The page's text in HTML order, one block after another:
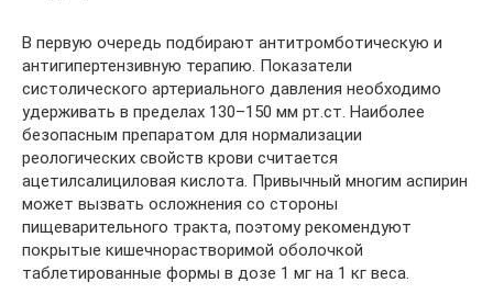
В первую очередь подбирают антитромботическую и
антигипертензивную терапию. Показатели
систолического артериального давления необходимо
удерживать в пределах 130–150 мм рт.ст. Наиболее
безопасным препаратом для нормализации
реологических свойств крови считается
ацетилсалициловая кислота. Привычный многим аспирин
может вызвать осложнения со стороны
пищеварительного тракта, поэтому рекомендуют
покрытые кишечнорастворимой оболочкой
таблетированные формы в дозе 1 мг на 1 кг веса.